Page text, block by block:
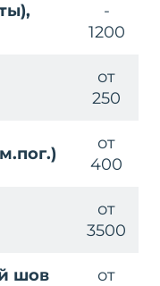
-
1200
от
250
от
400
от
3500
шов
от